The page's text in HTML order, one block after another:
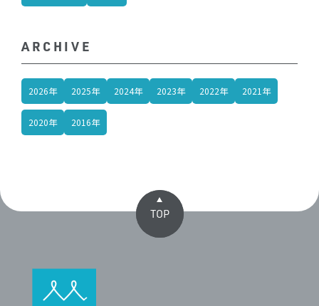
ARCHIVE
2026年 2025年 2024年 2023年 2022年 2021年
2020年 2016年
TOP